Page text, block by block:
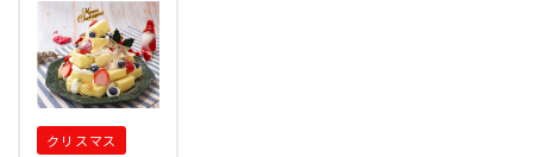
クリスマス